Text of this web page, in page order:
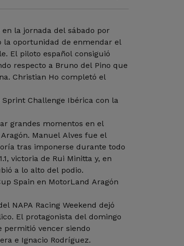
la jornada del sábado por
oportunidad de enmendar el
El piloto español consiguió
respecto a Bruno del Pino que
Christian Ho completó el
Challenge Ibérica con la
grandes momentos en el
Manuel Alves fue el
tras imponerse durante todo
victoria de Rui Minitta y, en
a lo alto del podio.
Spain en MotorLand Aragón
NAPA Racing Weekend dejó
El protagonista del domingo
permitió vencer siendo
e Ignacio Rodríguez.